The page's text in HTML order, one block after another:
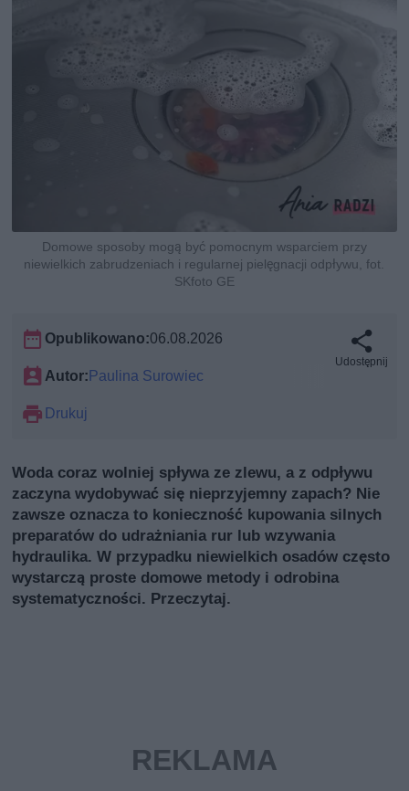
Domowe sposoby mogą być pomocnym wsparciem przy
niewielkich zabrudzeniach i regularnej pielęgnacji odpływu, fot.
SKfoto GE
Opublikowano:06.08.2026
Autor:Paulina Surowiec
Drukuj
Udostępnij
Woda coraz wolniej spływa ze zlewu, a z odpływu
zaczyna wydobywać się nieprzyjemny zapach? Nie
zawsze oznacza to konieczność kupowania silnych
preparatów do udrażniania rur lub wzywania
hydraulika. W przypadku niewielkich osadów często
wystarczą proste domowe metody i odrobina
systematyczności. Przeczytaj.